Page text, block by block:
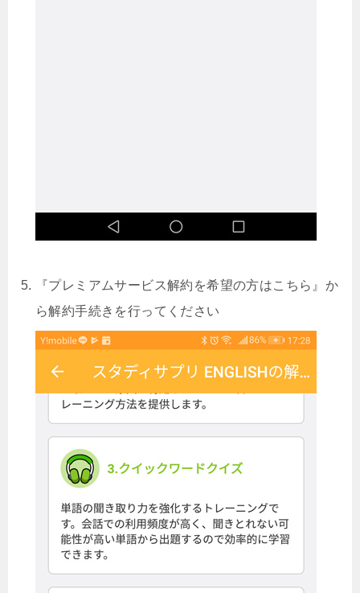
『プレミアムサービス解約を希望の方はこちら』か
ら解約手続きを行ってください